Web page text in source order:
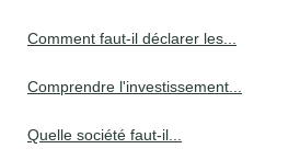
Comment faut-il déclarer les...
Comprendre l'investissement...
Quelle société faut-il...